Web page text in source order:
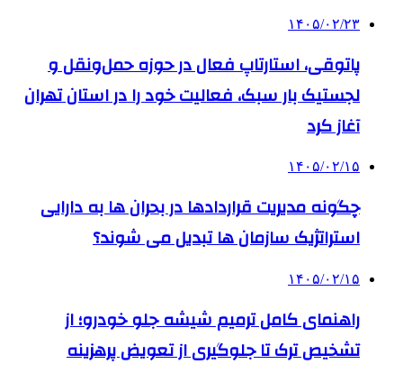
۱۴۰۵/۰۲/۲۳
پاتوقی، استارتاپ فعال در حوزه حمل‌ونقل و
لجستیک بار سبک، فعالیت خود را در استان تهران
آغاز کرد
۱۴۰۵/۰۲/۱۵
چگونه مدیریت قراردادها در بحران ها به دارایی
استراتژیک سازمان ها تبدیل می شوند؟
۱۴۰۵/۰۲/۱۵
راهنمای کامل ترمیم شیشه جلو خودرو؛ از
تشخیص ترک تا جلوگیری از تعویض پرهزینه